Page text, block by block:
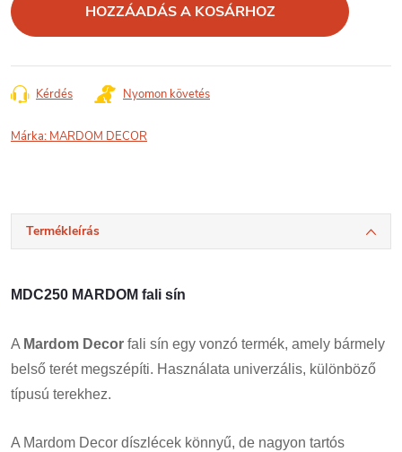
HOZZÁADÁS A KOSÁRHOZ
Kérdés Nyomon követés
Márka: MARDOM DECOR
Termékleírás
MDC250 MARDOM fali sín
A Mardom Decor fali sín egy vonzó termék, amely bármely
belső terét megszépíti. Használata univerzális, különböző
típusú terekhez.
A Mardom Decor díszlécek könnyű, de nagyon tartós